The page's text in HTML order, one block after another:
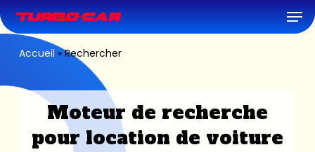
to
main
content
Accueil »Rechercher
Moteur de recherche
pour location de voiture